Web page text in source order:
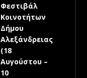
Φεστιβάλ
Κοινοτήτων
Δήμου
Αλεξάνδρειας
(18
Αυγούστου –
10